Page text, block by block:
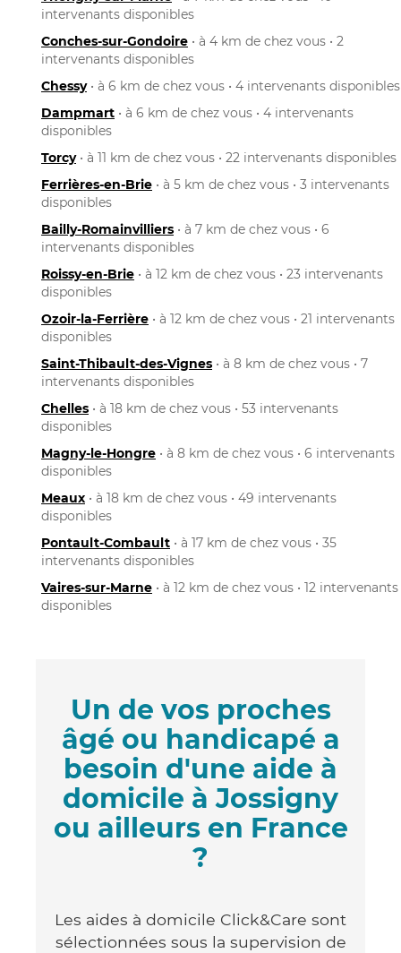
intervenants disponibles
Conches-sur-Gondoire • à 4 km de chez vous • 2
intervenants disponibles
Chessy• à 6 km de chez vous • 4 intervenants disponibles
Dampmart • à 6 km de chez vous • 4 intervenants
disponibles
Torcy• à 11 km de chez vous • 22 intervenants disponibles
Ferrières-en-Brie • à 5 km de chez vous • 3 intervenants
disponibles
Bailly-Romainvilliers • à 7 km de chez vous • 6
intervenants disponibles
Roissy-en-Brie • à 12 km de chez vous • 23 intervenants
disponibles
Ozoir-la-Ferrière • à 12 km de chez vous • 21 intervenants
disponibles
Saint-Thibault-des-Vignes • à 8 km de chez vous • 7
intervenants disponibles
Chelles • à 18 km de chez vous • 53 intervenants
disponibles
Magny-le-Hongre • à 8 km de chez vous • 6 intervenants
disponibles
Meaux • à 18 km de chez vous • 49 intervenants
disponibles
Pontault-Combault • à 17 km de chez vous • 35
intervenants disponibles
Vaires-sur-Marne • à 12 km de chez vous • 12 intervenants
disponibles
Un de vos proches
âgé ou handicapé a
besoin d'une aide à
domicile à Jossigny
ou ailleurs en France
?
Les aides à domicile Click&Care sont
sélectionnées sous la supervision de